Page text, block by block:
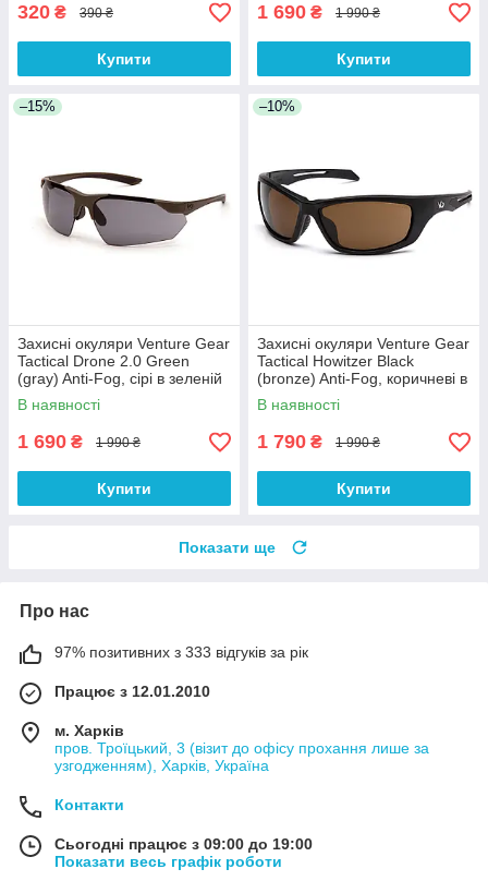
320 ₴ 390 ₴
Купити
1 690 ₴ 1 990 ₴
Купити
–15%
Захисні окуляри Venture Gear
Tactical Drone 2.0 Green
(gray) Anti-Fog, сірі в зеленій
оправі
В наявності
1 690 ₴ 1 990 ₴
Купити
–10%
Захисні окуляри Venture Gear
Tactical Howitzer Black
(bronze) Anti-Fog, коричневі в
чорній оправі
В наявності
1 790 ₴ 1 990 ₴
Купити
Показати ще
Про нас
97% позитивних з 333 відгуків за рік
Працює з 12.01.2010
м. Харків
пров. Троїцький, 3 (візит до офісу прохання лише за
узгодженням), Харків, Україна
Контакти
Сьогодні працює з 09:00 до 19:00
Показати весь графік роботи